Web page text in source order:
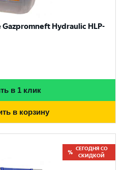
Hydraulic HLP-
в 1 клик
в корзину
СЕГОДНЯ СО
СКИДКОЙ